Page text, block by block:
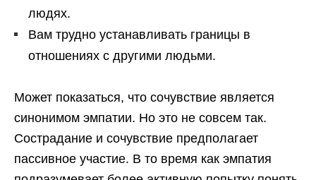
людях.
Вам трудно устанавливать границы в
отношениях с другими людьми.
Может показаться, что сочувствие является
синонимом эмпатии. Но это не совсем так.
Сострадание и сочувствие предполагает
пассивное участие. В то время как эмпатия